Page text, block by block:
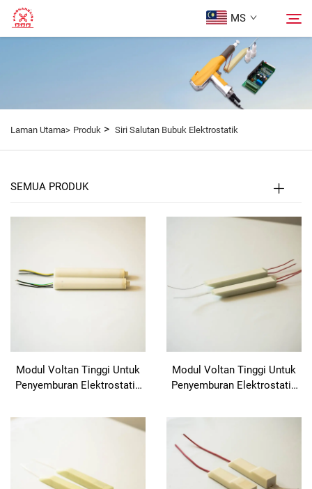
MS
Produk
Cari
Laman Utama> Produk > Siri Salutan Bubuk Elektrostatik
SEMUA PRODUK
Modul Voltan Tinggi Untuk
Penyemburan Elektrostatik
Modul Voltan Tinggi Untuk
Penyemburan Elektrostatik